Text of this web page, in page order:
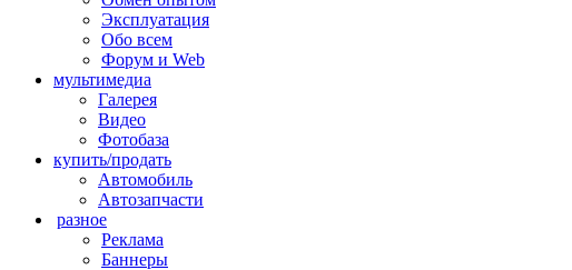
Эксплуатация
Обо всем
Форум и Web
мультимедиа
Галерея
Видео
Фотобаза
купить/продать
Автомобиль
Автозапчасти
разное
Реклама
Баннеры